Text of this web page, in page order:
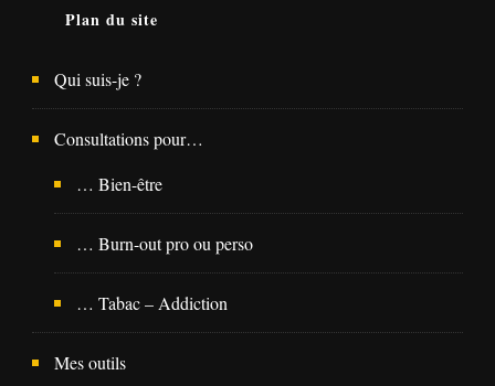
Plan du site
Qui suis-je ?
Consultations pour…
… Bien-être
… Burn-out pro ou perso
… Tabac – Addiction
Mes outils